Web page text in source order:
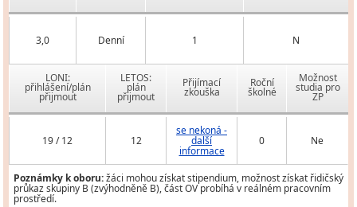
3,0 Denní 1 N
LONI:
přihlášení/plán
přijmout
LETOS:
plán
přijmout
Přijímací
zkouška
Roční
školné
Možnost
studia pro
ZP
19 / 12 12
se nekoná -
další
informace
0 Ne
Poznámky k oboru:žáci mohou získat stipendium, možnost získat řidičský
průkaz skupiny B (zvýhodněně B), část OV probíhá v reálném pracovním
prostředí.